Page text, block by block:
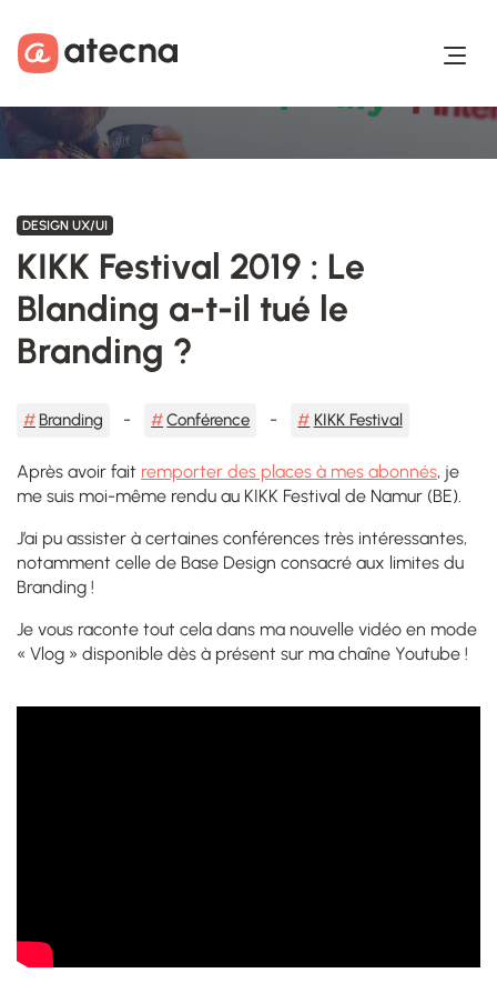
DESIGN UX/UI
KIKK Festival 2019 : Le
Blanding a-t-il tué le
Branding ?
Branding Conférence KIKK Festival
Après avoir fait remporter des places à mes abonnés, je
me suis moi-même rendu au KIKK Festival de Namur (BE).
J’ai pu assister à certaines conférences très intéressantes,
notamment celle de Base Design consacré aux limites du
Branding !
Je vous raconte tout cela dans ma nouvelle vidéo en mode
« Vlog » disponible dès à présent sur ma chaîne Youtube !